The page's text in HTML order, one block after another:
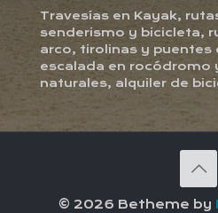
Travesías en Kayak,
senderismo y bicicleta,
arco, tirolinas y puentes
escalada en rocódromo
naturales, alquiler de
© 2026 Betheme by